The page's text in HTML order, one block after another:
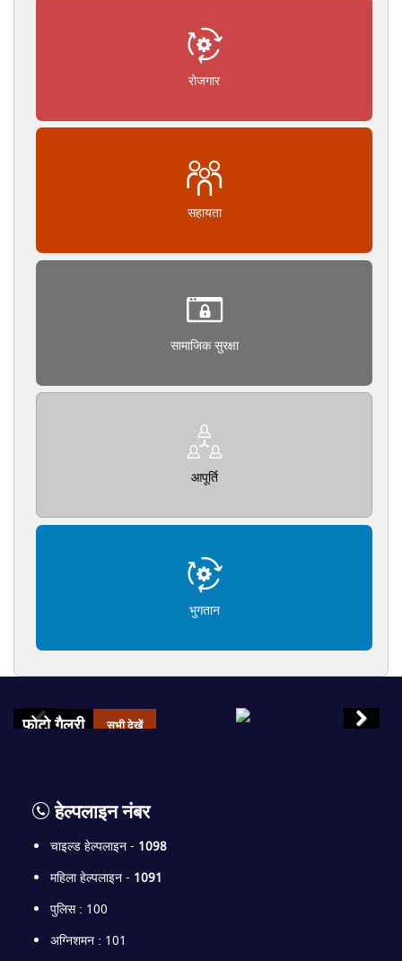
रोजगार
सहायता
सामाजिक सुरक्षा
आपूर्ति
भुगतान
फोटो गैलरी सभी देखें
हेल्पलाइन नंबर
चाइल्ड हेल्पलाइन - 1098
महिला हेल्पलाइन - 1091
पुलिस : 100
अग्निशमन : 101